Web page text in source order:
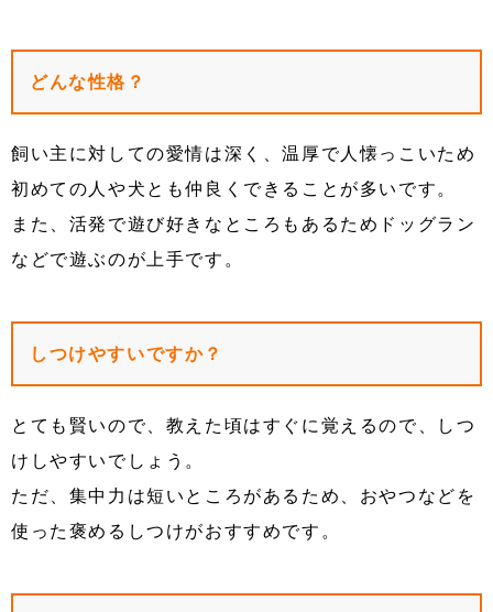
どんな性格？
飼い主に対しての愛情は深く、温厚で人懐っこいため
初めての人や犬とも仲良くできることが多いです。
また、活発で遊び好きなところもあるためドッグラン
などで遊ぶのが上手です。
しつけやすいですか？
とても賢いので、教えた頃はすぐに覚えるので、しつ
けしやすいでしょう。
ただ、集中力は短いところがあるため、おやつなどを
使った褒めるしつけがおすすめです。